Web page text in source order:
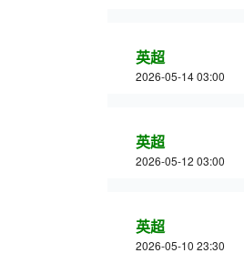
英超
2026-05-14 03:00
英超
2026-05-12 03:00
英超
2026-05-10 23:30